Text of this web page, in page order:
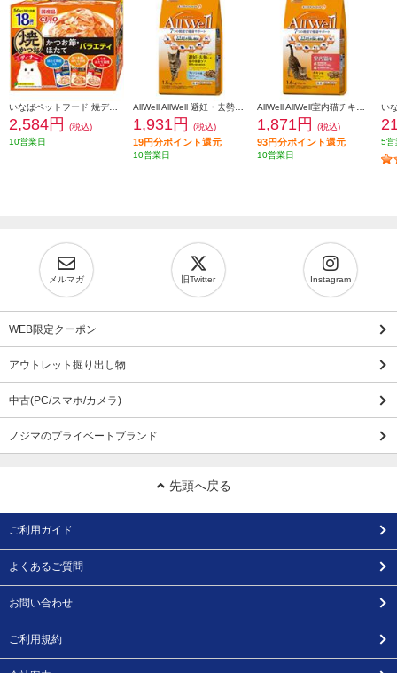
いなばペットフード 焼ディナーかつお節ほたてバラエティ50g×18P 103629
2,584円
(税込)
10営業日
1,931円 (税込)
19円分ポイント還元
10営業日
1,871円 (税込)
93円分ポイント還元
10営業日
5営
メルマガ 旧Twitter Instagram
WEB限定クーポン
アウトレット掘り出し物
中古(PC/スマホ/カメラ)
ノジマのプライベートブランド
先頭へ戻る
ご利用ガイド
よくあるご質問
お問い合わせ
ご利用規約